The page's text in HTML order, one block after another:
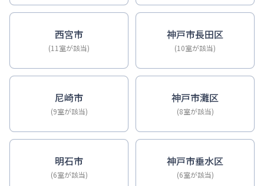
西宮市
(11室が該当)
神戸市長田区
(10室が該当)
尼崎市
(9室が該当)
神戸市灘区
(8室が該当)
明石市
(6室が該当)
神戸市垂水区
(6室が該当)